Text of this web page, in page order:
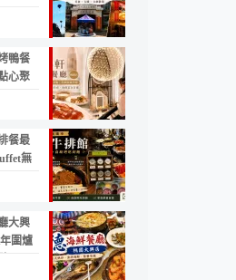
鴨餐
心聚
餐最
無
大興
圍爐